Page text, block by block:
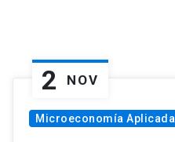
2 NOV
Microeconomía Aplicada